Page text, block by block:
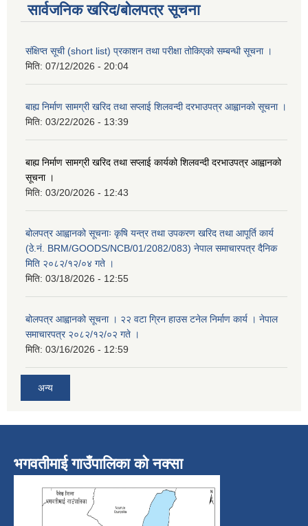
सार्वजनिक खरिद/बोलपत्र सूचना
संक्षिप्त सूची (short list) प्रकाशन तथा परीक्षा तोकिएको सम्बन्धी सूचना ।
मिति: 07/12/2026 - 20:04
बाह्य निर्माण सामग्री खरिद तथा सप्लाई शिलवन्दी दरभाउपत्र आह्वानको सूचना ।
मिति: 03/22/2026 - 13:39
बाह्य निर्माण सामग्री खरिद तथा सप्लाई कार्यको शिलवन्दी दरभाउपत्र आह्वानको
सूचना ।
मिति: 03/20/2026 - 12:43
बोलपत्र आह्वानको सूचनाः कृषि यन्त्र तथा उपकरण खरिद तथा आपूर्ति कार्य
(ठे.नं. BRM/GOODS/NCB/01/2082/083) नेपाल समाचारपत्र दैनिक
मिति २०८२/१२/०४ गते ।
मिति: 03/18/2026 - 12:55
बोलपत्र आह्वानको सूचना । २२ वटा ग्रिन हाउस टनेल निर्माण कार्य । नेपाल
समाचारपत्र २०८२/१२/०२ गते ।
मिति: 03/16/2026 - 12:59
अन्य
भगवतीमाई गाउँपालिका को नक्सा